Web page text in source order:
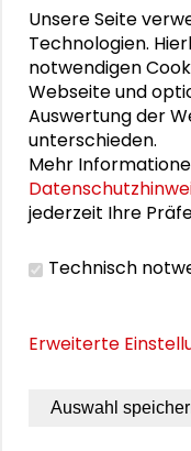
Verbundprojektes
Kommunen vor.
Empfehlungen in
Politik,
Stadtteile
besonders
Maßnahmen
Ulla-Kristina
Schutzgebühr:
Unsere Seite
Technologien.
notwendigen
Webseite und
Auswertung der
unterschieden.
Mehr
jederzeit Ihre
Technisch
Erweiterte
Auswahl